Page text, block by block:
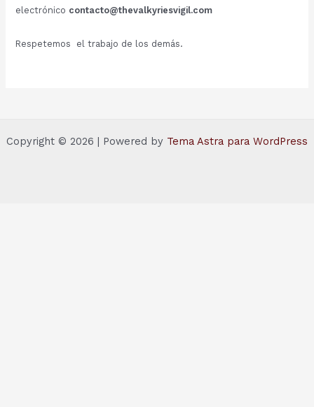
electrónico contacto@thevalkyriesvigil.com
Respetemos el trabajo de los demás.
Copyright © 2026 | Powered by Tema Astra para WordPress